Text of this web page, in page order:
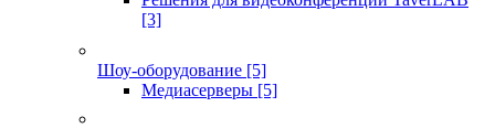
[3]
Шоу-оборудование [5]
Медиасерверы [5]